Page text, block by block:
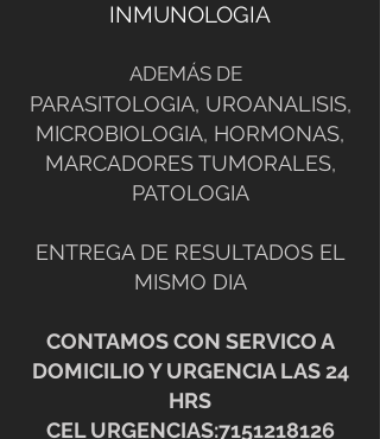
INMUNOLOGIA
ADEMÁS DE
PARASITOLOGIA, UROANALISIS,
MICROBIOLOGIA, HORMONAS,
MARCADORES TUMORALES,
PATOLOGIA
ENTREGA DE RESULTADOS EL
MISMO DIA
CONTAMOS CON SERVICO A
DOMICILIO Y URGENCIA LAS 24
HRS
CEL URGENCIAS:7151218126